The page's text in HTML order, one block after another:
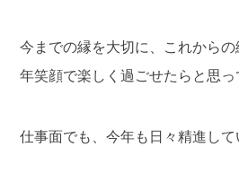
今までの縁を大切に、これからの
年笑顔で楽しく過ごせたらと思っ
仕事面でも、今年も日々精進して